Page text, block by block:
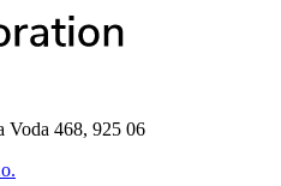
Voda 468, 925 06